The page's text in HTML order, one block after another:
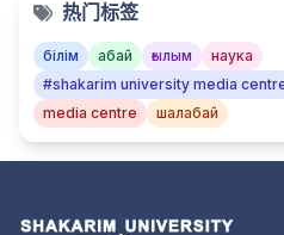
热门标签
білім абай ғылым
наука
#shakarim university media
media centre
шалабай